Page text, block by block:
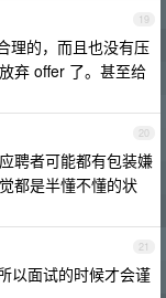
19
理的，而且也没有压
弃 offer 了。甚至给
20
聘者可能都有包装嫌
都是半懂不懂的状
21
以面试的时候才会谨